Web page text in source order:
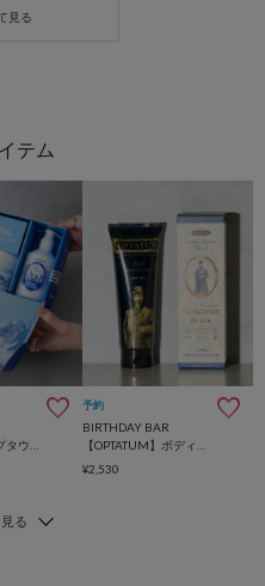
予約
BIRTHDAY BAR
¥2,530